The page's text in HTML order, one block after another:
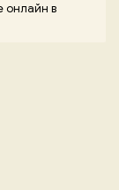
онлайн в